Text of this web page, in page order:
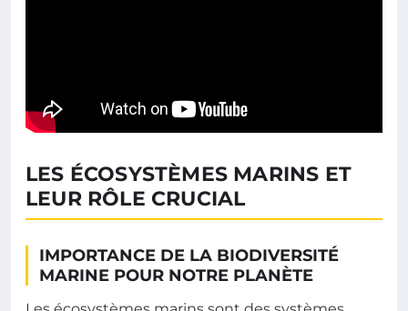
LES ÉCOSYSTÈMES MARINS ET
LEUR RÔLE CRUCIAL
IMPORTANCE DE LA BIODIVERSITÉ
MARINE POUR NOTRE PLANÈTE